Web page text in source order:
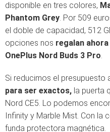
disponible en tres colores,
Phantom Grey. Por 509
el doble de capacidad, 512
opciones nos regalan
OnePlus Nord Buds 3 Pro.
Si reducimos el presupuesto
para ser exactos, la puerta
Nord CE5. Lo podemos
Infinity y Marble Mist. Con la
funda protectora magnética.